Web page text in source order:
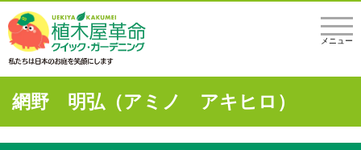
メニュー
網野 明弘（アミノ アキヒロ）